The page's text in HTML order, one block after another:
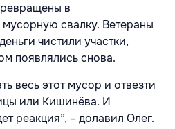
в
свалку. Ветераны
чистили участки,
появлялись снова.
весь этот мусор и отвезти
или Кишинёва. И
реакция”, – долавил Олег.